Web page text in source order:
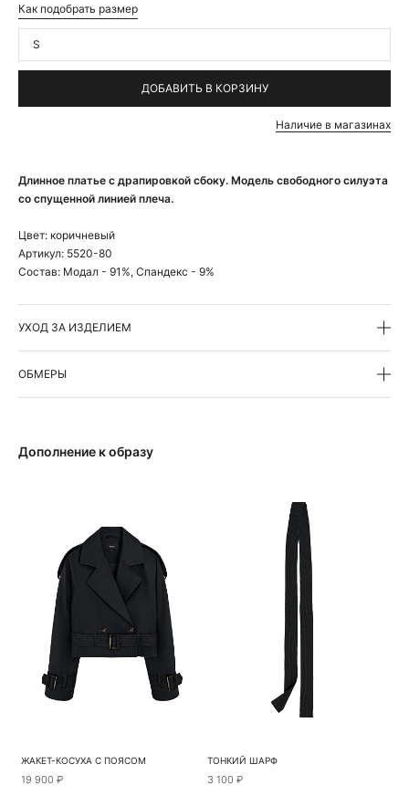
Длинное платье с драпировкой сбоку. Модель свободного силуэта
со спущенной линией плеча.
Цвет: коричневый
Артикул: 5520-80
Состав: Модал - 91%, Спандекс - 9%
УХОД ЗА ИЗДЕЛИЕМ
ОБМЕРЫ
Как подобрать размер
S
ДОБАВИТЬ В КОРЗИНУ
Наличие в магазинах
Дополнение к образу
ЖАКЕТ-КОСУХА С ПОЯСОМ
19 900 ₽
ТОНКИЙ ШАРФ
3 100 ₽